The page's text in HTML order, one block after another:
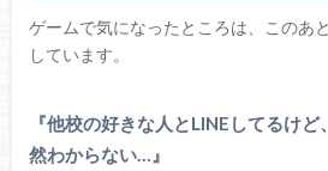
ゲームで気になったところは、このあ
しています。
『他校の好きな人とLINEしてるけ
然わからない…』